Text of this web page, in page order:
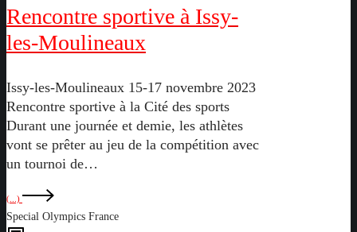
Rencontre sportive à Issy-
les-Moulineaux
Issy-les-Moulineaux 15-17 novembre 2023
Rencontre sportive à la Cité des sports
Durant une journée et demie, les athlètes
vont se prêter au jeu de la compétition avec
un tournoi de…
(...)
Special Olympics France